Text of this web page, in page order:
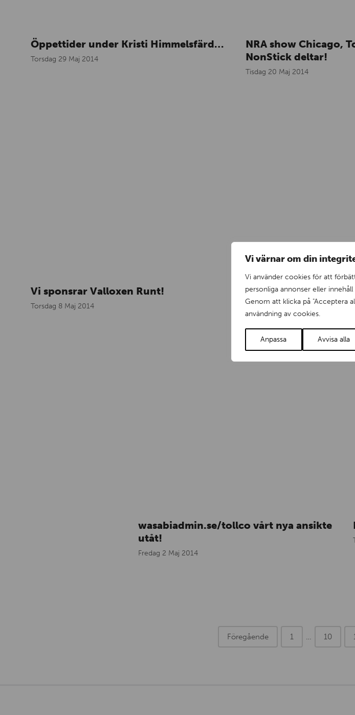
Vi värnar om din
Vi använder cookies för att
personliga annonser eller
Genom att klicka på "Acceptera
användning av cookies.
Anpassa Avvisa alla
Öppettider under Kristi Himmelsfärd…
Torsdag 29 Maj 2014
NRA show Chicago,
NonStick deltar!
Tisdag 20 Maj 2014
Vi sponsrar Valloxen Runt!
Torsdag 8 Maj 2014
ISO
Måndag 5 Maj 2014
wasabiadmin.se/tollco vårt nya ansikte
utåt!
Fredag 2 Maj 2014
Föregående 1 … 10